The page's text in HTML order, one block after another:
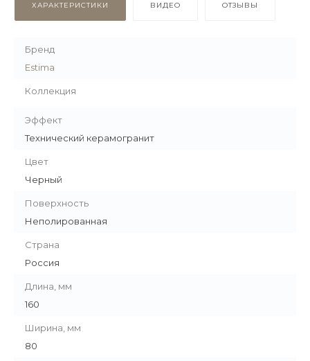
ХАРАКТЕРИСТИКИ ВИДЕО ОТЗЫВЫ
Бренд
Estima
Коллекция
Эффект
Технический керамогранит
Цвет
Черный
Поверхность
Неполированная
Страна
Россия
Длина, мм
160
Ширина, мм
80